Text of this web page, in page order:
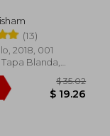
(13)
2018, 001
Blanda,